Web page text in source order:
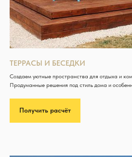
ТЕРРАСЫ И БЕСЕДКИ
Создаем уютные пространства для отдыха и
Продуманные решения под стиль дома и
Получить расчёт